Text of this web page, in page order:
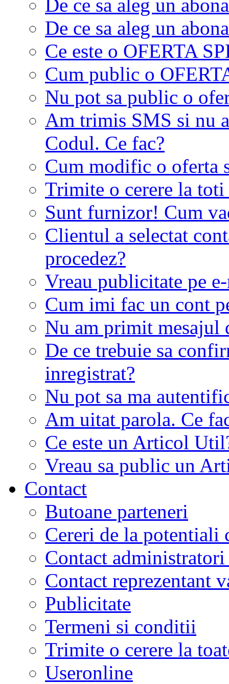
De ce sa aleg un
De ce sa aleg un
Ce este o OFERTA
Cum public o
Nu pot sa public o
Am trimis SMS si nu
Codul. Ce fac?
Cum modific o oferta
Trimite o cerere la
Sunt furnizor! Cum
Clientul a selectat
procedez?
Vreau publicitate pe
Cum imi fac un cont
Nu am primit mesajul
De ce trebuie sa
inregistrat?
Nu pot sa ma
Am uitat parola. Ce
Ce este un Articol
Vreau sa public un
Contact
Butoane parteneri
Cereri de la potentiali
Contact
Contact reprezentant
Publicitate
Termeni si conditii
Trimite o cerere la
Useronline